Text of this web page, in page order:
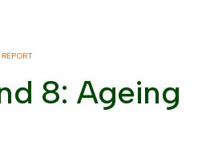
8: Ageing